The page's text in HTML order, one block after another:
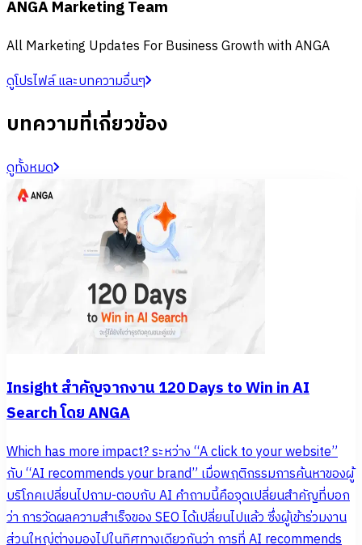
ANGA Marketing Team
All Marketing Updates For Business Growth with ANGA
ดูโปรไฟล์ และบทความอื่นๆ
บทความที่เกี่ยวข้อง
ดูทั้งหมด
Insight สำคัญจากงาน 120 Days to Win in AI
Search โดย ANGA
Which has more impact? ระหว่าง “A click to your website”
กับ “AI recommends your brand” เมื่อพฤติกรรมการค้นหาของผู้
บริโภคเปลี่ยนไปถาม-ตอบกับ AI คำถามนี้คือจุดเปลี่ยนสำคัญที่บอก
ว่า การวัดผลความสำเร็จของ SEO ได้เปลี่ยนไปแล้ว ซึ่งผู้เข้าร่วมงาน
ส่วนใหญ่ต่างมองไปในทิศทางเดียวกันว่า การที่ AI recommends